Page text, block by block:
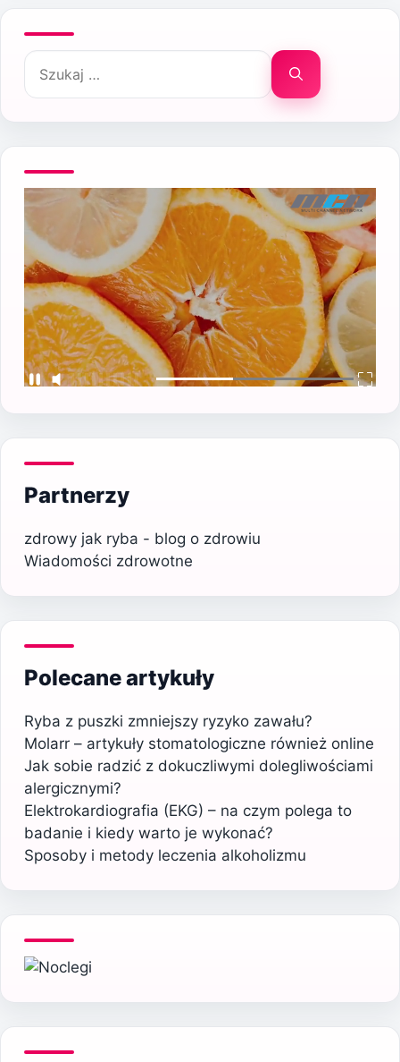
Szukaj:
Partnerzy
zdrowy jak ryba - blog o zdrowiu
Wiadomości zdrowotne
Polecane artykuły
Ryba z puszki zmniejszy ryzyko zawału?
Molarr – artykuły stomatologiczne również online
Jak sobie radzić z dokuczliwymi dolegliwościami
alergicznymi?
Elektrokardiografia (EKG) – na czym polega to
badanie i kiedy warto je wykonać?
Sposoby i metody leczenia alkoholizmu